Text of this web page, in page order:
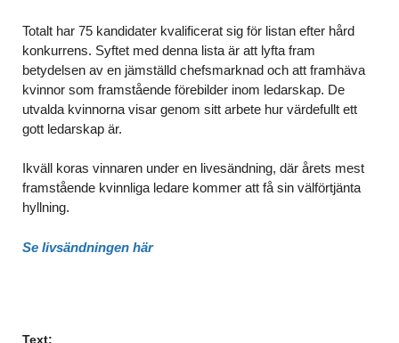
Totalt har 75 kandidater kvalificerat sig för listan efter hård
konkurrens. Syftet med denna lista är att lyfta fram
betydelsen av en jämställd chefsmarknad och att framhäva
kvinnor som framstående förebilder inom ledarskap. De
utvalda kvinnorna visar genom sitt arbete hur värdefullt ett
gott ledarskap är.
Ikväll koras vinnaren under en livesändning, där årets mest
framstående kvinnliga ledare kommer att få sin välförtjänta
hyllning.
Se livsändningen här
Text: